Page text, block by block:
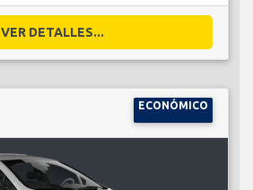
VER DETALLES...
ECONÓMICO